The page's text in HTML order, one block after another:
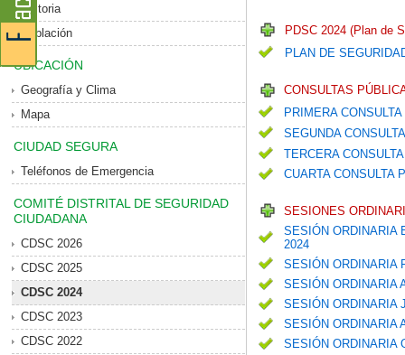
Historia
Población
UBICACIÓN
Geografía y Clima
Mapa
CIUDAD SEGURA
Teléfonos de Emergencia
COMITÉ DISTRITAL DE SEGURIDAD
CIUDADANA
CDSC 2026
CDSC 2025
CDSC 2024
CDSC 2023
CDSC 2022
PDSC 2024 (Plan de
PLAN DE
CONSULTAS
PRIMERA
SEGUNDA
TERCERA
CUARTA CONSULTA
SESIONES
SESIÓN ORDINARIA
2024
SESIÓN ORDINARIA
SESIÓN ORDINARIA
SESIÓN ORDINARIA
SESIÓN ORDINARIA
SESIÓN ORDINARIA